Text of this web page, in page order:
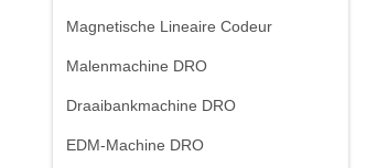
Magnetische Lineaire Codeur
Malenmachine DRO
Draaibankmachine DRO
EDM-Machine DRO